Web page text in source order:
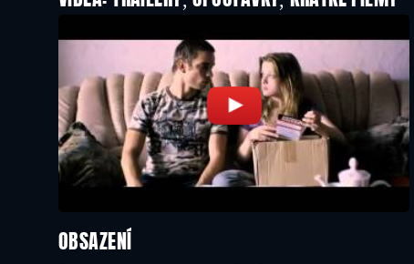
OBSAZENÍ